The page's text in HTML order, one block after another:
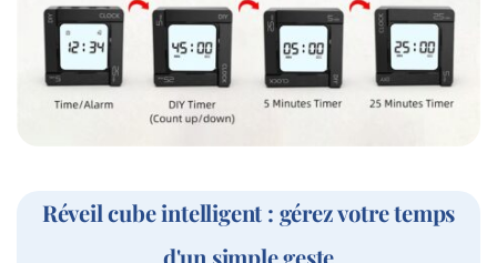
Réveil cube intelligent : gérez votre temps
d'un simple geste